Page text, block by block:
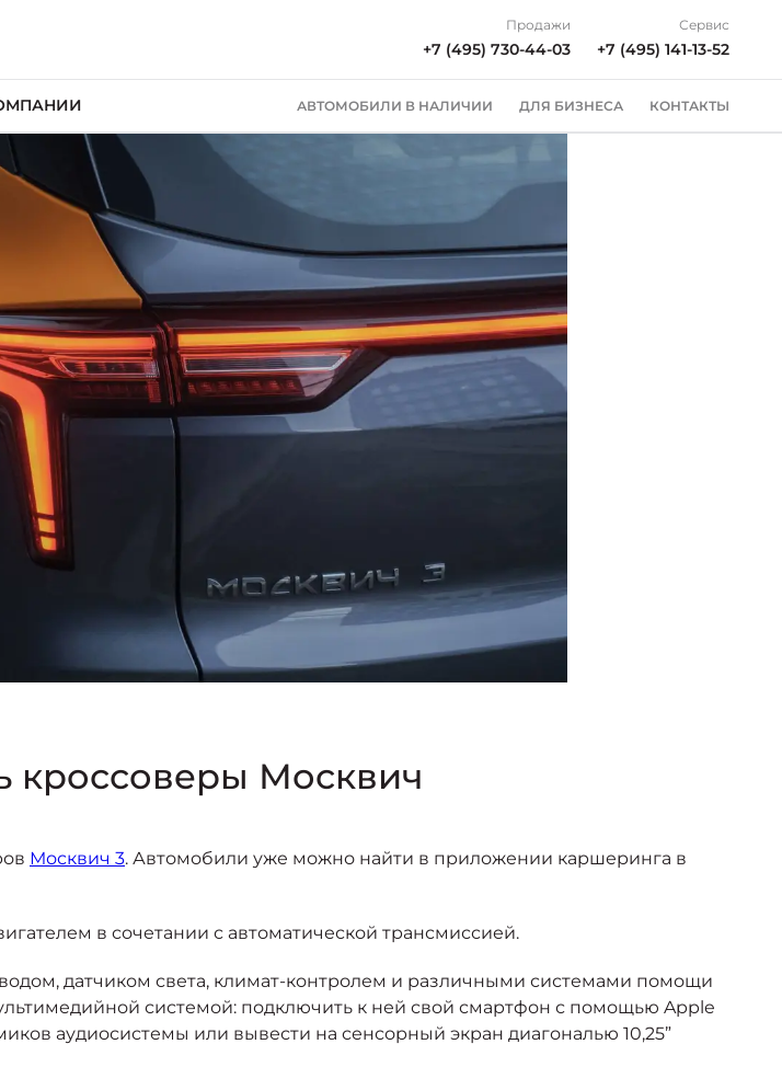
Продажи
+7 (495) 730-44-03
Сервис
+7 (495) 141-13-52
АВТОМОБИЛИ В НАЛИЧИИ ДЛЯ БИЗНЕСА КОНТАКТЫ
кроссоверы Москвич
Москвич 3. Автомобили уже можно найти в приложении каршеринга в
в сочетании с автоматической трансмиссией.
датчиком света, климат-контролем и различными системами помощи
системой: подключить к ней свой смартфон с помощью Apple
аудиосистемы или вывести на сенсорный экран диагональю 10,25”